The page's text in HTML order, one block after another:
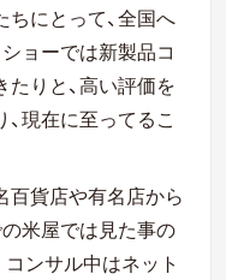
にとって、全国へ
ョーでは新製品コ
りと、高い評価を
現在に至ってるこ
百貨店や有名店から
米屋では見た事の
ンサル中はネット